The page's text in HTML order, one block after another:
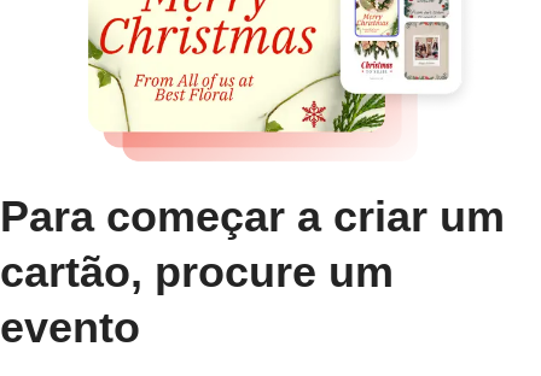
Para começar a criar um
cartão, procure um
evento